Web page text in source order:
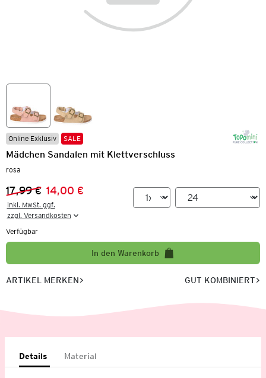
Online Exklusiv SALE
Mädchen Sandalen mit Klettverschluss
rosa
Vorheriger Preis:
17,99 €
Neuer Preis:
14,00 €
inkl. MwSt. ggf.
zzgl. Versandkosten
Verfügbar
In den Warenkorb
ARTIKEL MERKEN GUT KOMBINIERT
Details Material